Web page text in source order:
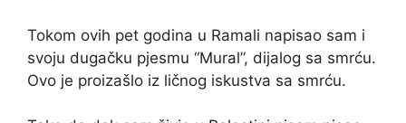
Tokom ovih pet godina u Ramali napisao sam i
svoju dugačku pjesmu “Mural”, dijalog sa smrću.
Ovo je proizašlo iz ličnog iskustva sa smrću.